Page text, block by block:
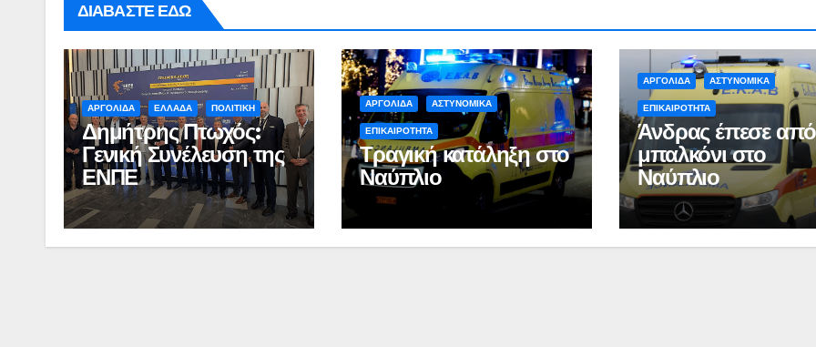
ΔΙΑΒΑΣΤΕ ΕΔΩ
ΑΡΓΟΛΙΔΑ ΕΛΛΑΔΑ ΠΟΛΙΤΙΚΗ
Δημήτρης Πτωχός:
Γενική Συνέλευση της
ΕΝΠΕ
ΑΡΓΟΛΙΔΑ ΑΣΤΥΝΟΜΙΚΑ
ΕΠΙΚΑΙΡΟΤΗΤΑ
Τραγική κατάληξη στο
Ναύπλιο
ΑΡΓΟΛΙΔΑ ΑΣΤΥΝΟΜΙΚΑ
ΕΠΙΚΑΙΡΟΤΗΤΑ
Άνδρας έπεσε από
μπαλκόνι στο
Ναύπλιο
Λιμενικού
(βίντεο)
ADMIN
Προέδρου
ΦΟΔΣΑ κ.
Ιωάννη
Σμυρνιώτη στο
Ναυπλιο για το
Ολιστικό Σχέδιο
Ανακύκλωσης
ADMIN
οδηγό
χρόνια
τον
ADMIN